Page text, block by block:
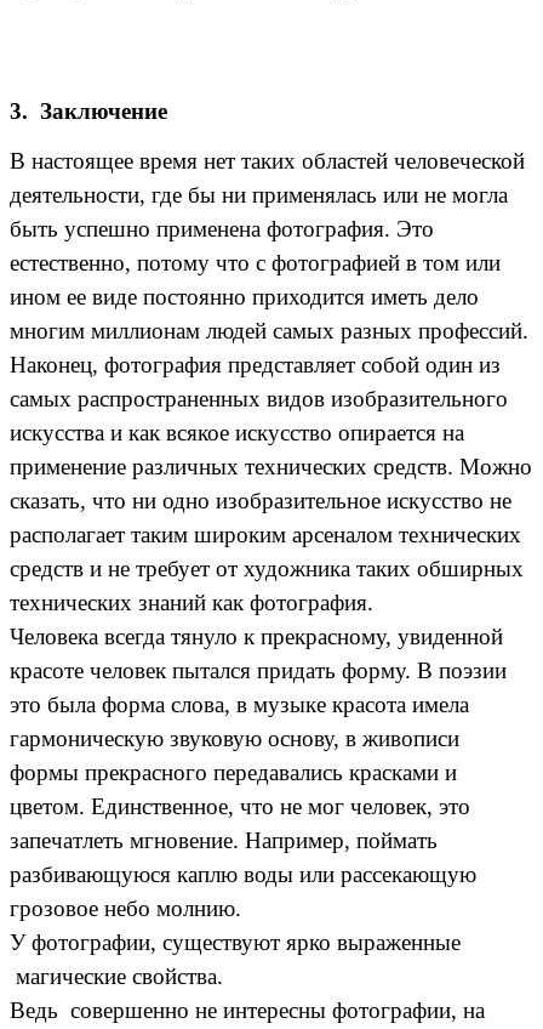
3. Заключение
В настоящее время нет таких областей человеческой
деятельности, где бы ни применялась или не могла
быть успешно применена фотография. Это
естественно, потому что с фотографией в том или
ином ее виде постоянно приходится иметь дело
многим миллионам людей самых разных профессий.
Наконец, фотография представляет собой один из
самых распространенных видов изобразительного
искусства и как всякое искусство опирается на
применение различных технических средств. Можно
сказать, что ни одно изобразительное искусство не
располагает таким широким арсеналом технических
средств и не требует от художника таких обширных
технических знаний как фотография.
Человека всегда тянуло к прекрасному, увиденной
красоте человек пытался придать форму. В поэзии
это была форма слова, в музыке красота имела
гармоническую звуковую основу, в живописи
формы прекрасного передавались красками и
цветом. Единственное, что не мог человек, это
запечатлеть мгновение. Например, поймать
разбивающуюся каплю воды или рассекающую
грозовое небо молнию.
У фотографии, существуют ярко выраженные
магические свойства.
Ведь совершенно не интересны фотографии, на